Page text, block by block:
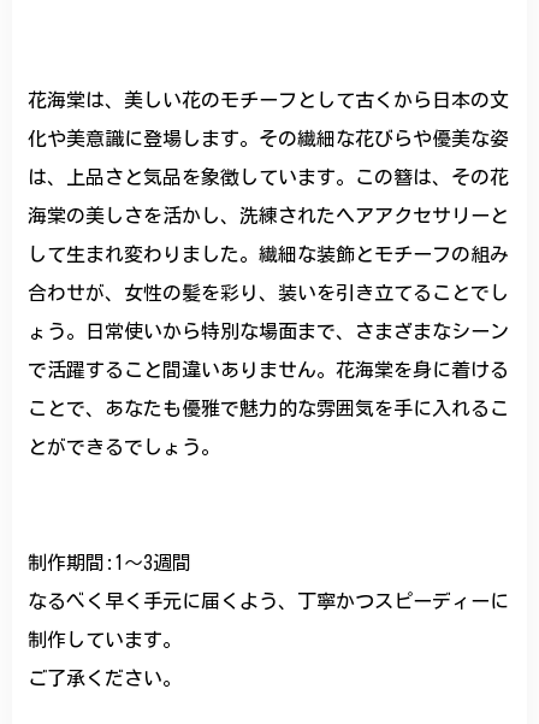
花海棠は、美しい花のモチーフとして古くから日本の文
化や美意識に登場します。その繊細な花びらや優美な姿
は、上品さと気品を象徴しています。この簪は、その花
海棠の美しさを活かし、洗練されたヘアアクセサリーと
して生まれ変わりました。繊細な装飾とモチーフの組み
合わせが、女性の髪を彩り、装いを引き立てることでし
ょう。日常使いから特別な場面まで、さまざまなシーン
で活躍すること間違いありません。花海棠を身に着ける
ことで、あなたも優雅で魅力的な雰囲気を手に入れるこ
とができるでしょう。
制作期間:1〜3週間
なるべく早く手元に届くよう、丁寧かつスピーディーに
制作しています。
ご了承ください。